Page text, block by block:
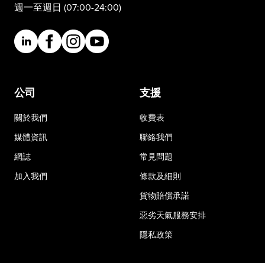
週一至週日 (07:00-24:00)
公司
關於我們
媒體資訊
網誌
加入我們
支援
收費表
聯絡我們
常見問題
條款及細則
貨物賠償承諾
惡劣天氣服務安排
隱私政策